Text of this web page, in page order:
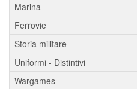
Marina
Ferrovie
Storia militare
Uniformi - Distintivi
Wargames